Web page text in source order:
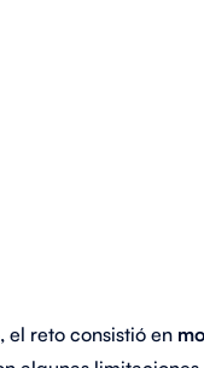
el reto consistió en